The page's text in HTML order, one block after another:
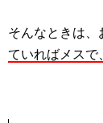
そんなときは、
ていればメスで